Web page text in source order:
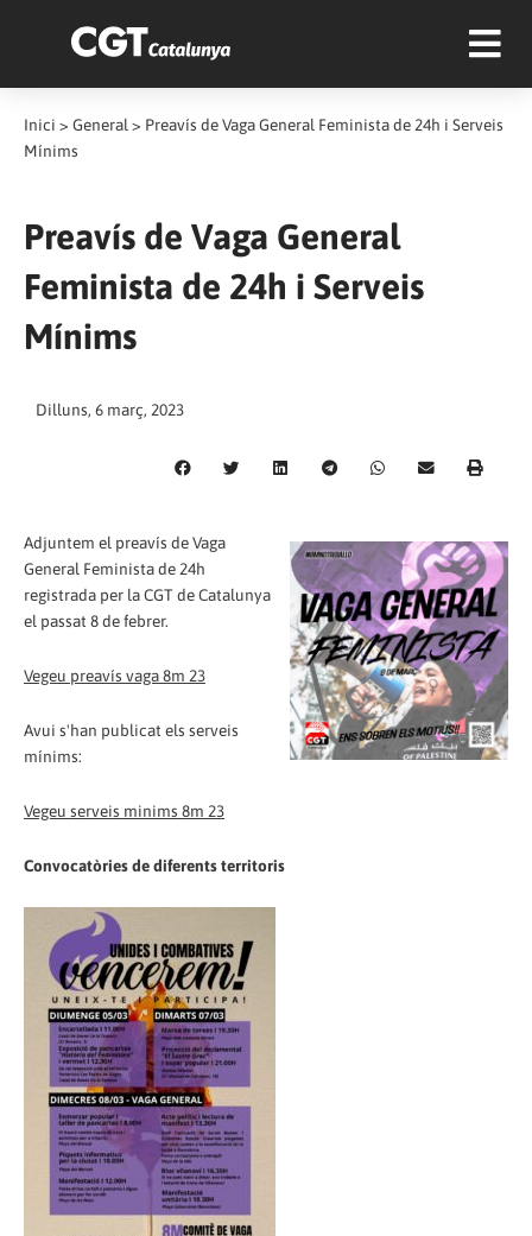
Inici > General > Preavís de Vaga General Feminista de 24h i Serveis
Mínims
Preavís de Vaga General
Feminista de 24h i Serveis
Mínims
Dilluns, 6 març, 2023
Adjuntem el preavís de Vaga
General Feminista de 24h
registrada per la CGT de Catalunya
el passat 8 de febrer.
Vegeu preavís vaga 8m 23
Avui s'han publicat els serveis
mínims:
Vegeu serveis minims 8m 23
Convocatòries de diferents territoris